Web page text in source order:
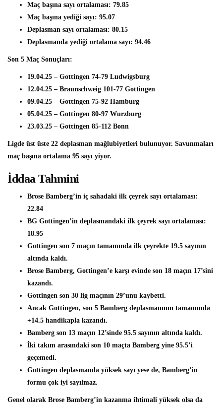
Maç başına sayı ortalaması: 79.85
Maç başına yediği sayı: 95.07
Deplasman sayı ortalaması: 80.15
Deplasmanda yediği ortalama sayı: 94.46
Son 5 Maç Sonuçları:
19.04.25 – Gottingen 74-79 Ludwigsburg
12.04.25 – Braunschweig 101-77 Gottingen
09.04.25 – Gottingen 75-92 Hamburg
05.04.25 – Gottingen 80-97 Wurzburg
23.03.25 – Gottingen 85-112 Bonn
Ligde üst üste 22 deplasman mağlubiyetleri bulunuyor. Savunmaları
maç başına ortalama 95 sayı yiyor.
İddaa Tahmini
Brose Bamberg’in iç sahadaki ilk çeyrek sayı ortalaması:
22.84
BG Gottingen’in deplasmandaki ilk çeyrek sayı ortalaması:
18.95
Gottingen son 7 maçın tamamında ilk çeyrekte 19.5 sayının
altında kaldı.
Brose Bamberg, Gottingen’e karşı evinde son 18 maçın 17’sini
kazandı.
Gottingen son 30 lig maçının 29’unu kaybetti.
Ancak Gottingen, son 5 Bamberg deplasmanının tamamında
+14.5 handikapla kazandı.
Bamberg son 13 maçın 12’sinde 95.5 sayının altında kaldı.
İki takım arasındaki son 10 maçta Bamberg yine 95.5’i
geçemedi.
Gottingen deplasmanda yüksek sayı yese de, Bamberg’in
formu çok iyi sayılmaz.
Genel olarak Brose Bamberg’in kazanma ihtimali yüksek olsa da